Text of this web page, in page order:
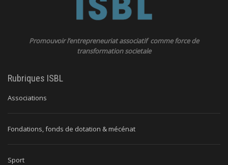
Promouvoir l’entrepreneuriat associatif comme force de
transformation societale
Rubriques ISBL
Associations
Fondations, fonds de dotation & mécénat
Sport